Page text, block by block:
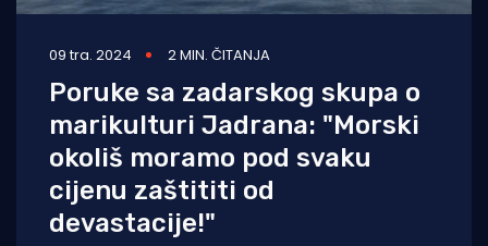
09 tra. 2024 2 MIN. ČITANJA
Poruke sa zadarskog skupa o
marikulturi Jadrana: "Morski
okoliš moramo pod svaku
cijenu zaštititi od
devastacije!"